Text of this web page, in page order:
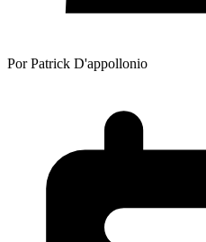
Por Patrick D'appollonio